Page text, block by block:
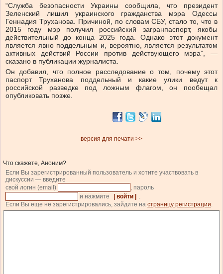
“Служба безопасности Украины сообщила, что президент
Зеленский лишил украинского гражданства мэра Одессы
Геннадия Труханова. Причиной, по словам СБУ, стало то, что в
2015 году мэр получил российский загранпаспорт, якобы
действительный до конца 2025 года. Однако этот документ
является явно поддельным и, вероятно, является результатом
активных действий России против действующего мэра”, —
сказано в публикации журналиста.
Он добавил, что полное расследование о том, почему этот
паспорт Труханова поддельный и какие улики ведут к
российской разведке под ложным флагом, он пообещал
опубликовать позже.
версия для печати >>
Что скажете, Аноним?
Если Вы зарегистрированный пользователь и хотите участвовать в
дискуссии — введите
свой логин (email)
, пароль
и нажмите
| войти |
.
Если Вы еще не зарегистрировались, зайдите на страницу регистрации.